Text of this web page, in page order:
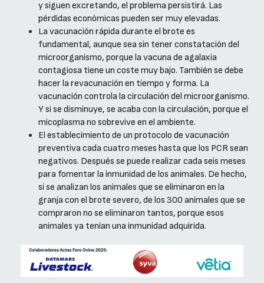
y siguen excretando, el problema persistirá. Las
pérdidas económicas pueden ser muy elevadas.
La vacunación rápida durante el brote es
fundamental, aunque sea sin tener constatación del
microorganismo, porque la vacuna de agalaxia
contagiosa tiene un coste muy bajo. También se debe
hacer la revacunación en tiempo y forma. La
vacunación controla la circulación del microorganismo.
Y si se disminuye, se acaba con la circulación, porque el
micoplasma no sobrevive en el ambiente.
El establecimiento de un protocolo de vacunación
preventiva cada cuatro meses hasta que los PCR sean
negativos. Después se puede realizar cada seis meses
para fomentar la inmunidad de los animales. De hecho,
si se analizan los animales que se eliminaron en la
granja con el brote severo, de los 300 animales que se
compraron no se eliminaron tantos, porque esos
animales ya tenían una inmunidad adquirida.